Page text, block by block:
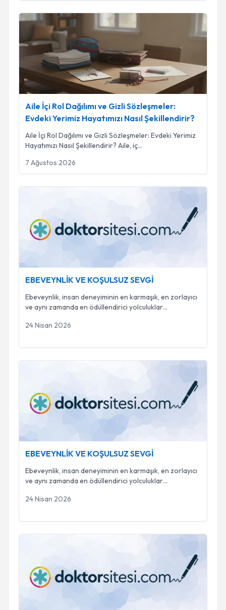
Aile İçi Rol Dağılımı ve Gizli Sözleşmeler: Evdeki Yerimiz
Aile İçi Rol Dağılımı ve Gizli Sözleşmeler:
Evdeki Yerimiz Hayatımızı Nasıl Şekillendirir?
Aile İçi Rol Dağılımı ve Gizli Sözleşmeler: Evdeki Yerimiz
Hayatımızı Nasıl Şekillendirir? Aile, iç...
7 Ağustos 2026
EBEVEYNLİK VE KOŞULSUZ SEVGİ
Ebeveynlik, insan deneyiminin en karmaşık, en zorlayıcı
ve aynı zamanda en ödüllendirici yolculuklar...
24 Nisan 2026
EBEVEYNLİK VE KOŞULSUZ SEVGİ
Ebeveynlik, insan deneyiminin en karmaşık, en zorlayıcı
ve aynı zamanda en ödüllendirici yolculuklar...
24 Nisan 2026